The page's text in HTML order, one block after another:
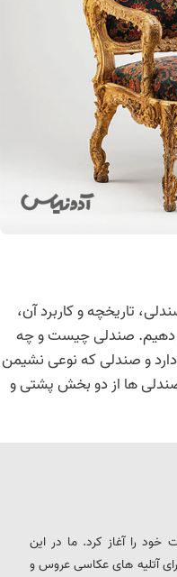
تاریخچه و کاربرد آن،
دهیم. صندلی چیست و چه
دارد و صندلی که نوعی نشیمن
ها از دو بخش پشتی و
آبان ماه سال 1393 فعالیت خود را آغاز کرد. ما در این
آتلیه های عکاسی عروس و